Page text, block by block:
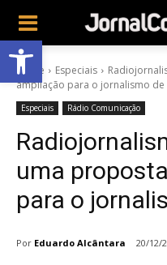
Abrir a barra de ferramentas
Home Especiais
ampliação para o jornalismo de
Especiais Rádio Comunicação
uma
para o
Por Eduardo Alcântara 20/12/